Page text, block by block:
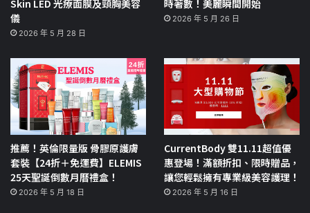
Skin LED 光療面膜及頸胸美容
儀
2026 年 5 月 28 日
時著數！美麗瞬間開始
2026 年 5 月 26 日
推薦！英倫限量版 骨膠原護膚
套裝【24折＋免運費】ELEMIS
25天聖誕倒數月曆禮盒！
2026 年 5 月 18 日
CurrentBody 雙11.11超值優
惠登場！滿額折扣、限時贈品，
讓您輕鬆擁有專業級美容護理！
2026 年 5 月 16 日